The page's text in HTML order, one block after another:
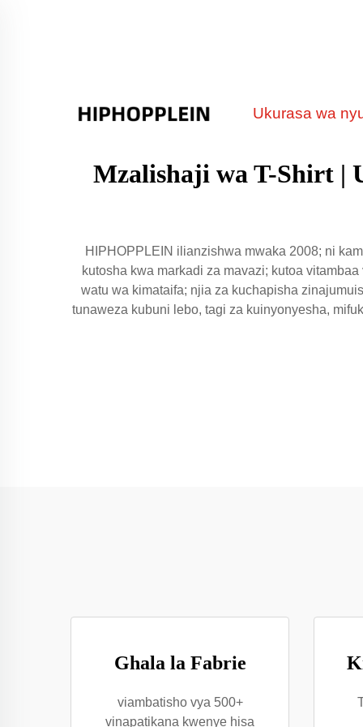
Ukurasa wa
Mzalishaji wa T-Shirt |
HIPHOPPLEIN ilianzishwa mwaka 2008; ni
kutosha kwa markadi za mavazi; kutoa
watu wa kimataifa; njia za kuchapisha
tunaweza kubuni lebo, tagi za kuinyonyesha,
Ghala la Fabrie
viambatisho vya 500+
vinapatikana kwenye hisa